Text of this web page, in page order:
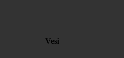
Vesi